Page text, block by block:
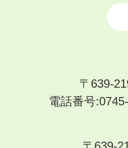
〒639-
電話番号